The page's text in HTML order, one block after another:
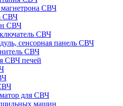
СВЧ
СВЧ
СВЧ
СВЧ
сенсорная панель СВЧ
СВЧ
СВЧ печей
для СВЧ
машин